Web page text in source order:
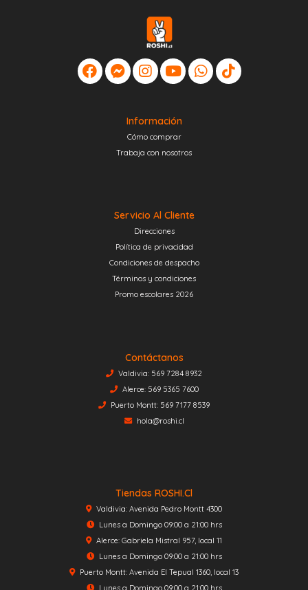
Información
Cómo comprar
Trabaja con nosotros
Servicio Al Cliente
Direcciones
Política de privacidad
Condiciones de despacho
Términos y condiciones
Promo escolares 2026
Contáctanos
Valdivia: 569 7284 8932
Alerce: 569 5365 7600
Puerto Montt: 569 7177 8539
hola@roshi.cl
Tiendas ROSHI.cl
Valdivia: Avenida Pedro Montt 4300
Lunes a Domingo 09:00 a 21:00 hrs
Alerce: Gabriela Mistral 957, local 11
Lunes a Domingo 09:00 a 21:00 hrs
Puerto Montt: Avenida El Tepual 1360, local 13
Lunes a Domingo 09:00 a 21:00 hrs